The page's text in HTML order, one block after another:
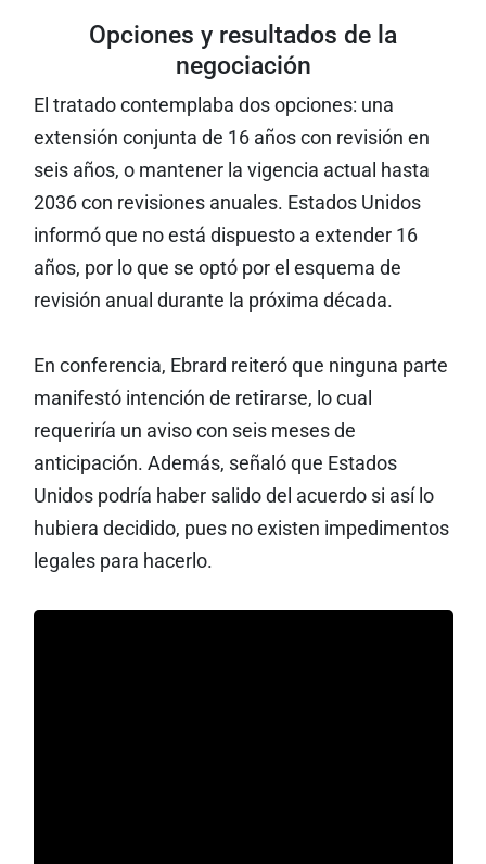
Opciones y resultados de la
negociación
El tratado contemplaba dos opciones: una
extensión conjunta de 16 años con revisión en
seis años, o mantener la vigencia actual hasta
2036 con revisiones anuales. Estados Unidos
informó que no está dispuesto a extender 16
años, por lo que se optó por el esquema de
revisión anual durante la próxima década.
En conferencia, Ebrard reiteró que ninguna parte
manifestó intención de retirarse, lo cual
requeriría un aviso con seis meses de
anticipación. Además, señaló que Estados
Unidos podría haber salido del acuerdo si así lo
hubiera decidido, pues no existen impedimentos
legales para hacerlo.